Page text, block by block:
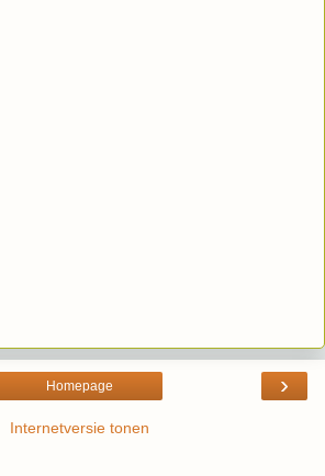
›
Homepage
Internetversie tonen